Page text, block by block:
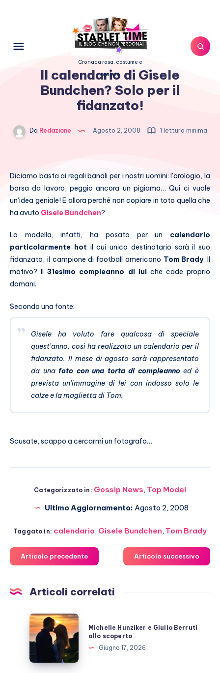
Cronaca rosa, costume e
società
Il calendario di Gisele
Bundchen? Solo per il
fidanzato!
Da Redazione Agosto 2, 2008 1 lettura minima
Diciamo basta ai regali banali per i nostri uomini: l’orologio, la
borsa da lavoro, peggio ancora un pigiama… Qui ci vuole
un’idea geniale! E allora perché non copiare in toto quella che
ha avuto Gisele Bundchen?
La modella, infatti, ha posato per un calendario
particolarmente hot il cui unico destinatario sarà il suo
fidanzato, il campione di football americano Tom Brady. Il
motivo? Il31esimo compleanno di luiche cade proprio
domani.
Secondo una fonte:
Gisele ha voluto fare qualcosa di speciale
quest’anno, così ha realizzato un calendario per il
fidanzato. Il mese di agosto sarà rappresentato
da unafoto con una torta di compleannoed è
prevista un’immagine di lei con indosso solo le
calze e la maglietta di Tom.
Scusate, scappo a cercarmi un fotografo…
Categorizzato in: Gossip News, Top Model
Ultimo Aggiornamento: Agosto 2, 2008
Taggato in: calendario, Gisele Bundchen, Tom Brady
Articolo precedente Articolo successivo
Articoli correlati
Michelle
Hunziker
e
Berruti
Michelle Hunziker e Giulio Berruti
allo scoperto
Giugno 17, 2026